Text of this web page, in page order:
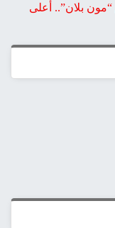
بلان”.. أعلى